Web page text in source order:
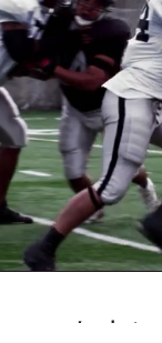
カウ